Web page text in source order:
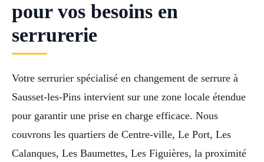
pour vos besoins en
serrurerie
Votre serrurier spécialisé en changement de serrure à
Sausset-les-Pins intervient sur une zone locale étendue
pour garantir une prise en charge efficace. Nous
couvrons les quartiers de Centre-ville, Le Port, Les
Calanques, Les Baumettes, Les Figuières, la proximité